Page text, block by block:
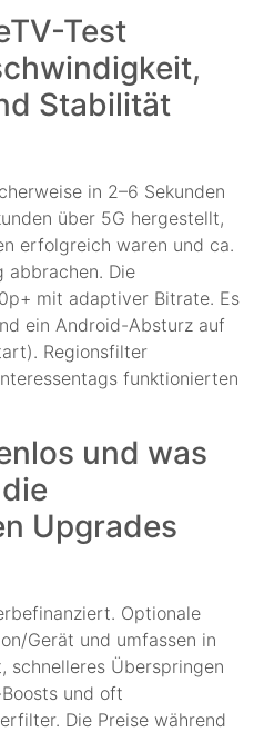
Test
Stabilität
in 2–6 Sekunden
über 5G hergestellt,
erfolgreich waren und ca.
abbrachen. Die
mit adaptiver Bitrate. Es
ein Android-Absturz auf
Regionsfilter
funktionierten
und was
Upgrades
Optionale
Gerät und umfassen in
schnelleres Überspringen
und oft
Die Preise während